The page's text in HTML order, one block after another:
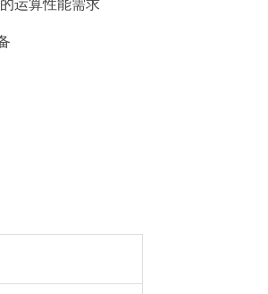
运算性能需求